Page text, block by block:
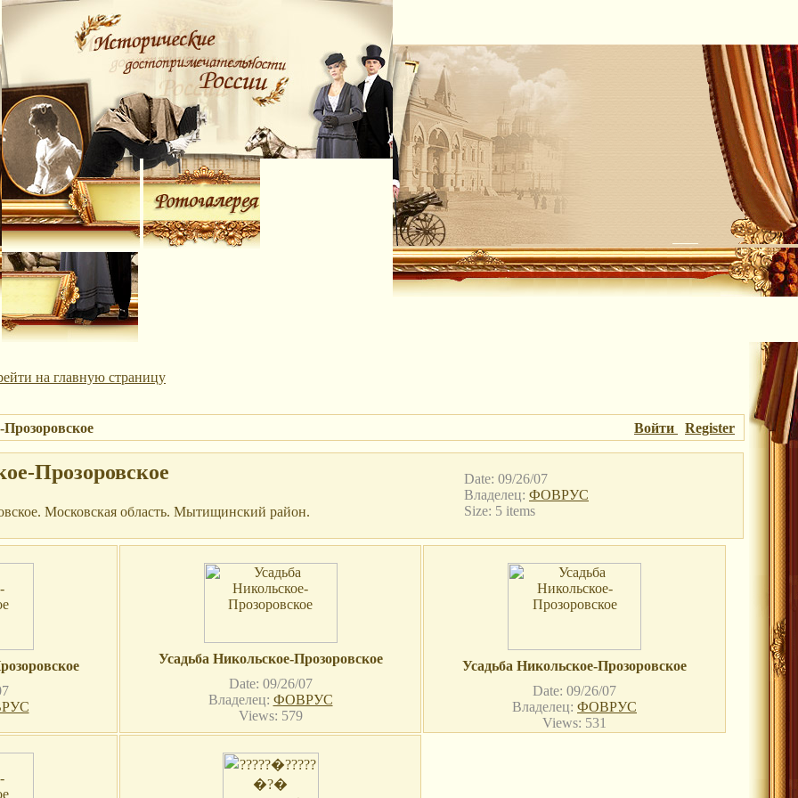
на главную страницу
Войти Register
Прозоровское
Московская область. Мытищинский район.
Date: 09/26/07
Владелец: ФОВРУС
Size: 5 items
Усадьба Никольское-Прозоровское
Date: 09/26/07
Владелец: ФОВРУС
Views: 579
Усадьба Никольское-Прозоровское
Date: 09/26/07
Владелец: ФОВРУС
Views: 531